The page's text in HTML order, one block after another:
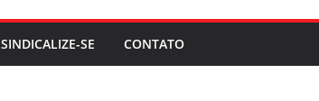
SINDICALIZE-SE CONTATO